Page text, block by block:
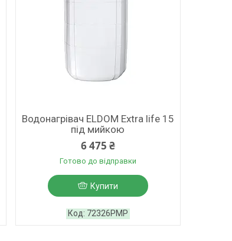
Водонагрівач ELDOM Extra life 15
під мийкою
6 475 ₴
Готово до відправки
Купити
72326PMP